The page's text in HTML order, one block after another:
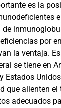
es la
por
la ventaja.
se tiene en
Estados
que alienten
adecuados